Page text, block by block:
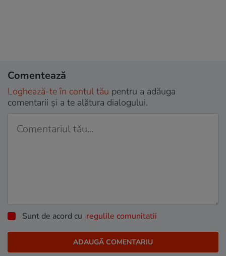
Comentează
Loghează-te în contul tău pentru a adăuga
comentarii și a te alătura dialogului.
Sunt de acord cu regulile comunitatii